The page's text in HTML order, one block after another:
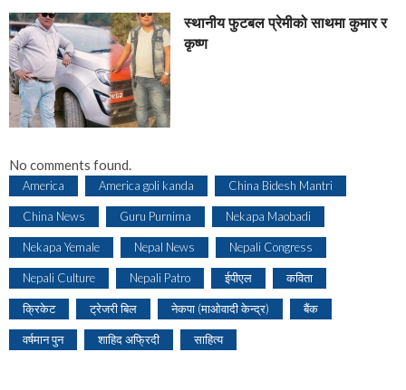
स्थानीय फुटबल प्रेमीको साथमा कुमार र
कृष्ण
No comments found.
America America goli kanda China Bidesh Mantri
China News Guru Purnima Nekapa Maobadi
Nekapa Yemale Nepal News Nepali Congress
Nepali Culture Nepali Patro ईपीएल कविता
क्रिकेट ट्रेजरी बिल नेकपा (माओवादी केन्द्र) बैंक
वर्षमान पुन शाहिद अफ्रिदी साहित्य